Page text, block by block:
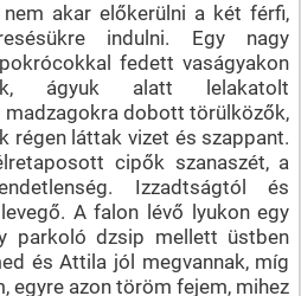
akar előkerülni a két férfi,
indulni. Egy nagy
fedett vaságyakon
ágyuk alatt lelakatolt
dobott törülközők,
régen láttak vizet és szappant.
cipők szanaszét, a
Izzadtságtól és
A falon lévő lyukon egy
parkoló dzsip mellett üstben
és Attila jól megvannak, míg
egyre azon töröm fejem, mihez